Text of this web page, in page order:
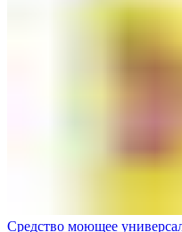
Средство моющее